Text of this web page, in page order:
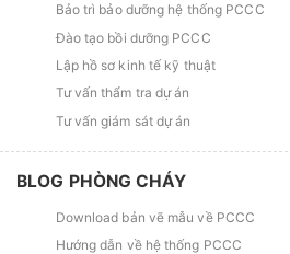
Bảo trì bảo dưỡng hệ thống PCCC
Đào tạo bồi dưỡng PCCC
Lập hồ sơ kinh tế kỹ thuật
Tư vấn thẩm tra dự án
Tư vấn giám sát dự án
BLOG PHÒNG CHÁY
Download bản vẽ mẫu về PCCC
Hướng dẫn về hệ thống PCCC